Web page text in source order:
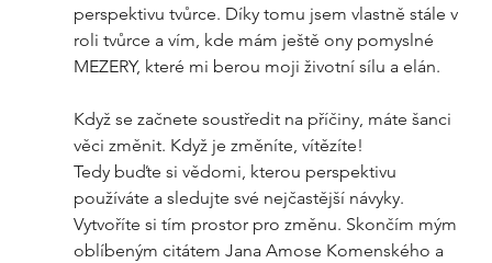
perspektivu tvůrce. Díky tomu jsem vlastně stále v
roli tvůrce a vím, kde mám ještě ony pomyslné
MEZERY, které mi berou moji životní sílu a elán.
Když se začnete soustředit na příčiny, máte šanci
věci změnit. Když je změníte, vítězíte!
Tedy buďte si vědomi, kterou perspektivu
používáte a sledujte své nejčastější návyky.
Vytvoříte si tím prostor pro změnu. Skončím mým
oblíbeným citátem Jana Amose Komenského a